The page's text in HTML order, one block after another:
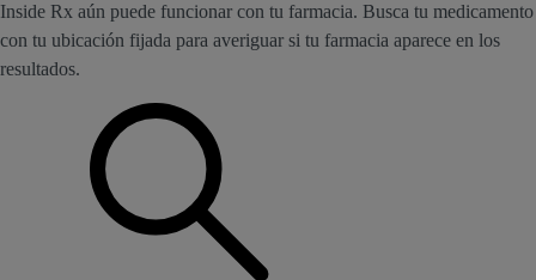
Inside Rx aún puede funcionar con tu farmacia. Busca tu medicamento
con tu ubicación fijada para averiguar si tu farmacia aparece en los
resultados.